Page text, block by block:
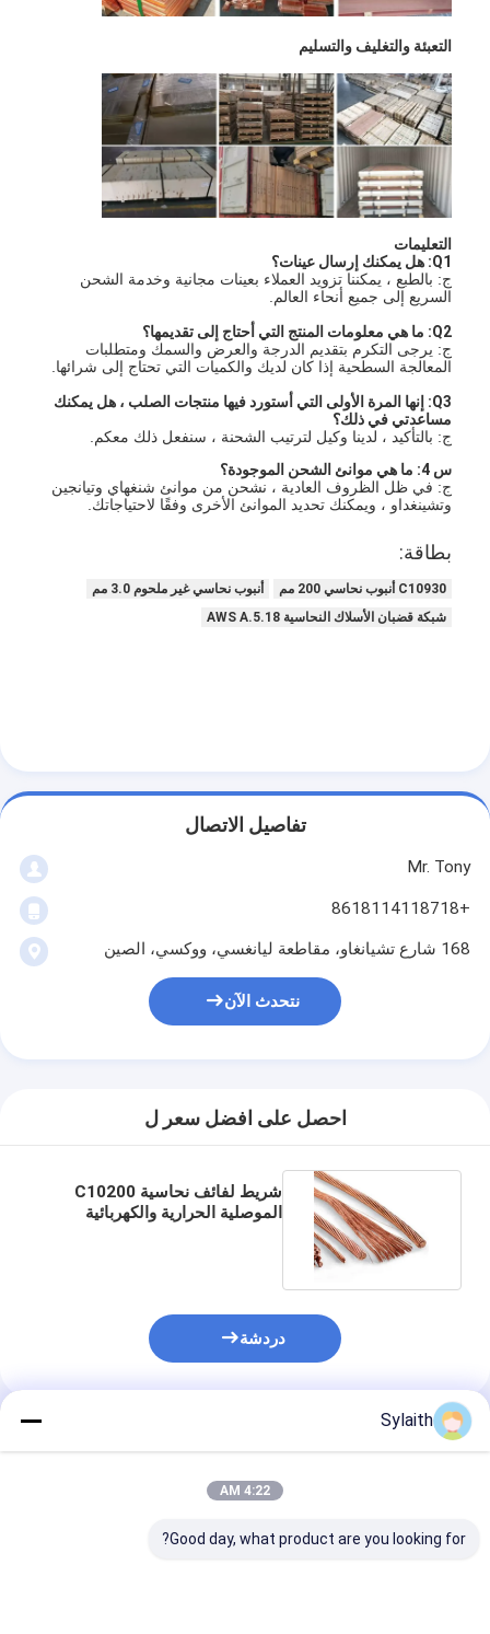
ورقة الفولاذ المقاوم للصدأ المدرفلة على الساخن
لفائف الفولاذ المقاوم للصدأ المدرفلة على الساخن
304 ورقة الفولاذ المقاوم للصدأ
316L ورق الفولاذ المقاوم للصدأ
316L الفولاذ المقاوم للصدأ الأنابيب
2205 لوحة من الفولاذ المقاوم للصدأ
صفيحة الفولاذ المقاوم للصدأ الملمع
أنبوب الفولاذ المقاوم للصدأ الزخرفية
شريط الفولاذ المقاوم للصدأ
مادة الألمنيوم
مادة النحاس
التعبئة والتغليف والتسليم
التعليمات
Q1: هل يمكنك إرسال عينات؟
ج: بالطبع ، يمكننا تزويد العملاء بعينات مجانية وخدمة الشحن
السريع إلى جميع أنحاء العالم.
Q2: ما هي معلومات المنتج التي أحتاج إلى تقديمها؟
ج: يرجى التكرم بتقديم الدرجة والعرض والسمك ومتطلبات
المعالجة السطحية إذا كان لديك والكميات التي تحتاج إلى شرائها.
Q3: إنها المرة الأولى التي أستورد فيها منتجات الصلب ، هل يمكنك
مساعدتي في ذلك؟
ج: بالتأكيد ، لدينا وكيل لترتيب الشحنة ، سنفعل ذلك معكم.
س 4: ما هي موانئ الشحن الموجودة؟
ج: في ظل الظروف العادية ، نشحن من موانئ شنغهاي وتيانجين
وتشينغداو ، ويمكنك تحديد الموانئ الأخرى وفقًا لاحتياجاتك.
بطاقة:
C10930 أنبوب نحاسي 200 مم
أنبوب نحاسي غير ملحوم 3.0 مم
شبكة قضبان الأسلاك النحاسية AWS A.5.18
تفاصيل الاتصال
Mr. Tony
+8618114118718
168 شارع تشيانغاو، مقاطعة ليانغسي، ووكسي، الصين
نتحدث الآن
احصل على افضل سعر ل
شريط لفائف نحاسية C10200
الموصلية الحرارية والكهربائية
دردشة
المنتجات الموصى بها
Sylaith
4:22 AM
Good day, what product are you looking for?